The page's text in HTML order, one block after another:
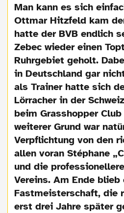
Man kann es sich
Ottmar Hitzfeld kam
hatte der BVB endlich
Zebec wieder einen
Ruhrgebiet geholt.
in Deutschland gar
als Trainer hatte sich
Lörracher in der
beim Grasshopper
weiterer Grund war
Verpflichtung von den
allen voran Stéphane
und die
Vereins. Am Ende blieb
Fastmeisterschaft, die
erst drei Jahre später